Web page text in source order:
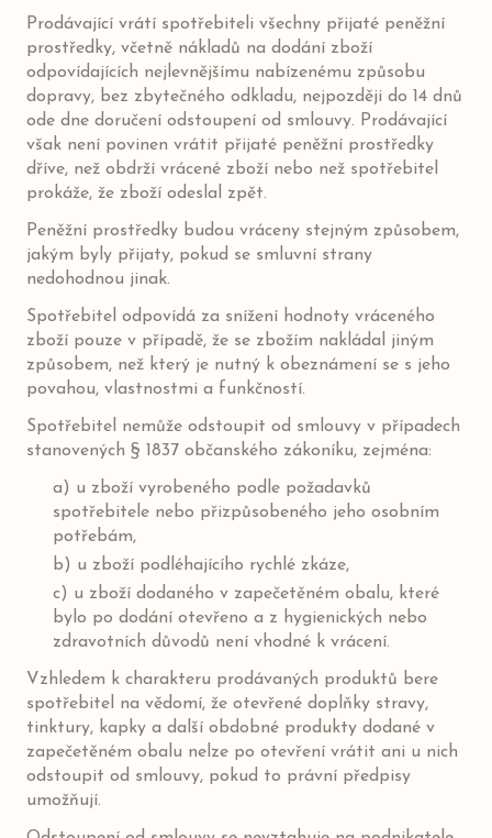
Prodávající vrátí spotřebiteli všechny přijaté peněžní
prostředky, včetně nákladů na dodání zboží
odpovídajících nejlevnějšímu nabízenému způsobu
dopravy, bez zbytečného odkladu, nejpozději do 14 dnů
ode dne doručení odstoupení od smlouvy. Prodávající
však není povinen vrátit přijaté peněžní prostředky
dříve, než obdrží vrácené zboží nebo než spotřebitel
prokáže, že zboží odeslal zpět.
Peněžní prostředky budou vráceny stejným způsobem,
jakým byly přijaty, pokud se smluvní strany
nedohodnou jinak.
Spotřebitel odpovídá za snížení hodnoty vráceného
zboží pouze v případě, že se zbožím nakládal jiným
způsobem, než který je nutný k obeznámení se s jeho
povahou, vlastnostmi a funkčností.
Spotřebitel nemůže odstoupit od smlouvy v případech
stanovených § 1837 občanského zákoníku, zejména:
a) u zboží vyrobeného podle požadavků
spotřebitele nebo přizpůsobeného jeho osobním
potřebám,
b) u zboží podléhajícího rychlé zkáze,
c) u zboží dodaného v zapečetěném obalu, které
bylo po dodání otevřeno a z hygienických nebo
zdravotních důvodů není vhodné k vrácení.
Vzhledem k charakteru prodávaných produktů bere
spotřebitel na vědomí, že otevřené doplňky stravy,
tinktury, kapky a další obdobné produkty dodané v
zapečetěném obalu nelze po otevření vrátit ani u nich
odstoupit od smlouvy, pokud to právní předpisy
umožňují.